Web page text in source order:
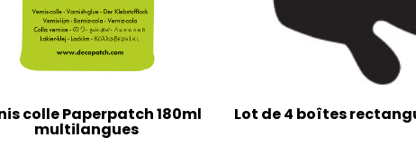
colle Paperpatch 180ml
multilangues
Lot de 4 boîtes